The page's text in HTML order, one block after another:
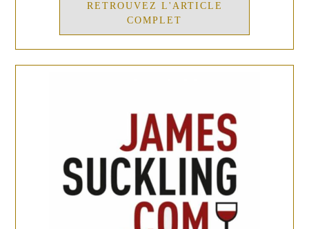
RETROUVEZ L'ARTICLE
COMPLET